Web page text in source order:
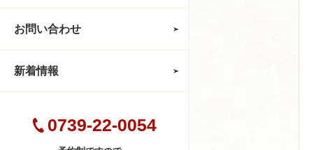
お問い合わせ
新着情報
0739-22-0054